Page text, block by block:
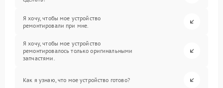
Я хочу, чтобы мое устройство
ремонтировали при мне.
Я хочу, чтобы мое устройство
ремонтировалось только оригинальными
запчастями.
Как я узнаю, что мое устройство готово?